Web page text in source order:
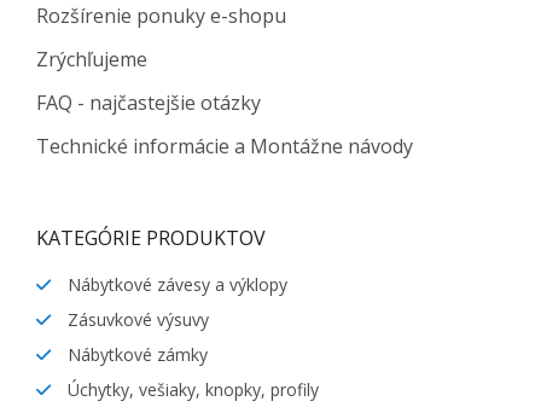
Rozšírenie ponuky e-shopu
Zrýchľujeme
FAQ - najčastejšie otázky
Technické informácie a Montážne návody
KATEGÓRIE PRODUKTOV
Nábytkové závesy a výklopy
Zásuvkové výsuvy
Nábytkové zámky
Úchytky, vešiaky, knopky, profily